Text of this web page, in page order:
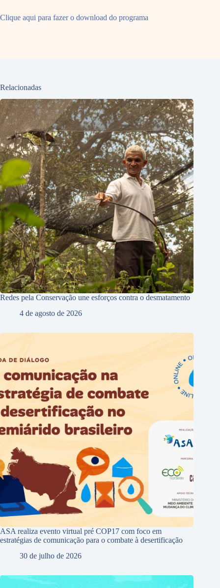
Clique aqui para fazer o download do programa
Relacionadas
Redes pela Conservação une esforços contra o desmatamento
4 de agosto de 2026
ASA realiza evento virtual pré COP17 com foco em
estratégias de comunicação para o combate à desertificação
30 de julho de 2026